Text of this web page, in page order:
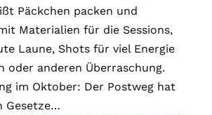
Päckchen packen und
Materialien für die Sessions,
Laune, Shots für viel Energie
oder anderen Überraschung.
im Oktober: Der Postweg hat
Gesetze…